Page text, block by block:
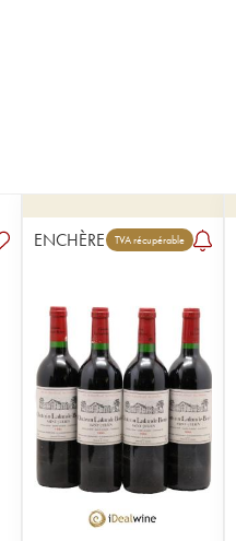
ENCHÈRE TVA récupérable